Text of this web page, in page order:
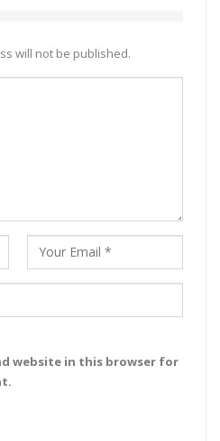
will not be published.
website in this browser for